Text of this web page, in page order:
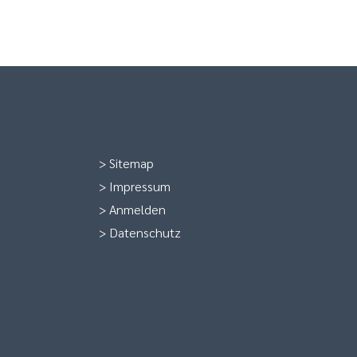
>Sitemap
> Impressum
>Anmelden
> Datenschutz